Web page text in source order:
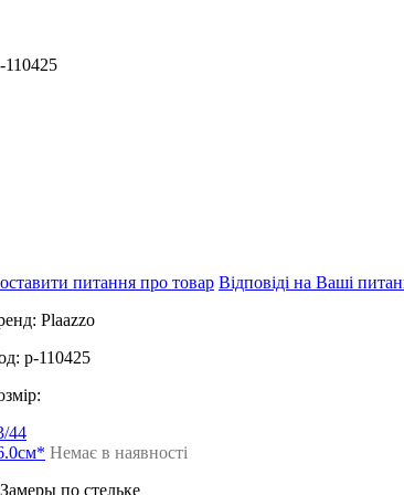
110425
питання про товар Відповіді на Ваші
Plaazzo
p-110425
44
Немає в наявності
по стельке